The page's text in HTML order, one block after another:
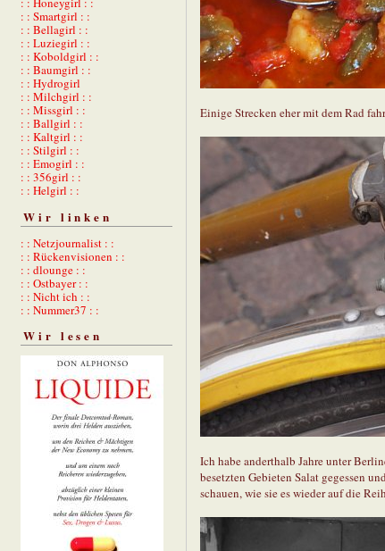
: : Smartgirl : :
: : Bellagirl : :
: : Luziegirl : :
: : Koboldgirl : :
: : Baumgirl : :
: : Hydrogirl
: : Milchgirl : :
: : Missgirl : :
: : Ballgirl : :
: : Kaltgirl : :
: : Stilgirl : :
: : Emogirl : :
: : 356girl : :
: : Helgirl : :
Wir linken
: : Netzjournalist : :
: : Rückenvisionen : :
: : dlounge : :
: : Ostbayer : :
: : Nicht ich : :
: : Nummer37 : :
Wir lesen
Einige Strecken eher mit dem Rad
Ich habe anderthalb Jahre unter
besetzten Gebieten Salat gegessen
schauen, wie sie es wieder auf die